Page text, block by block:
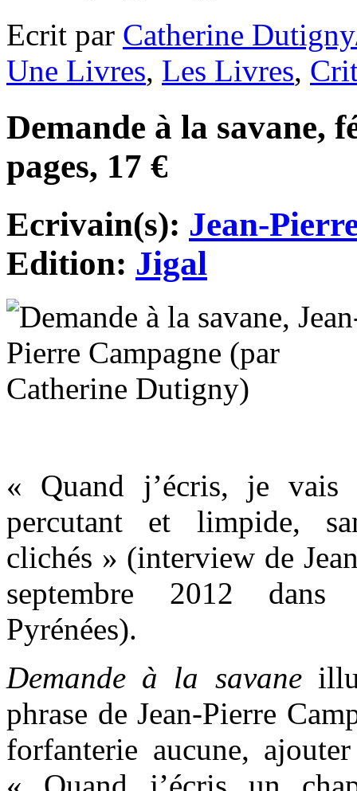
Ecrit par Catherine
Une Livres, Les Livres,
Demande à la savane,
pages, 17 €
Ecrivain(s): Jean-
Edition: Jigal
« Quand j’écris, je
percutant et limpide,
clichés » (interview de
septembre 2012
Pyrénées).
Demande à la savane
phrase de Jean-Pierre
forfanterie aucune,